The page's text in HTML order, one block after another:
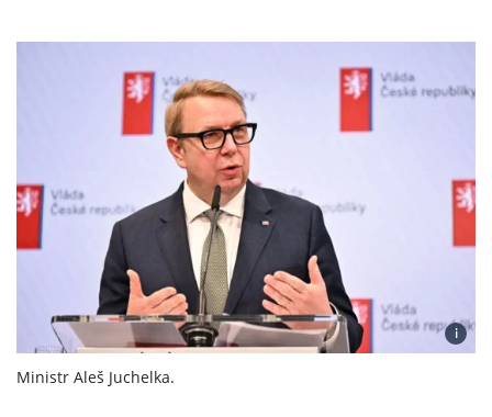
i
Ministr Aleš Juchelka.